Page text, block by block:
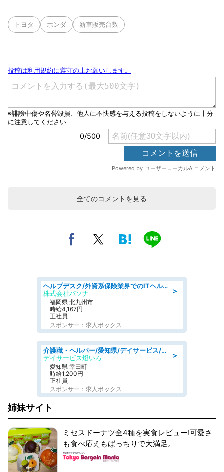
トヨタ ホンダ 新車販売台数
全てのコメントを見る
＞
ヘルプデスク/外資系保険業界でのITヘルプデスク業務/駅近/即日勤務可/ヘルプデスク
株式会社パソナ
福岡県 北九州市
時給4,167円
正社員
スポンサー：求人ボックス
＞
介護職・ヘルパー/愛知県/デイサービス/JR東海道本線 幸田/額田郡幸田町
デイサービス燈いろ
愛知県 幸田町
時給1,200円
正社員
スポンサー：求人ボックス
姉妹サイト
ミセスドーナツ全4種を実食レビュー!可愛さ
も食べ応えもばっちりで大満足。